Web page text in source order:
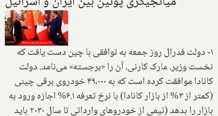
۱- دولت فدرال روز جمعه به توافقی با چین دست یافت که
نخست وزیر، مارک کارنی، آن را «برجسته» می‌نامد. دولت
کانادا موافقت کرده است که به ۴۹٬۰۰۰ خودروی برقی چینی
(کمتر از ۳% از بازار کانادا) با نرخ تعرفه ۶.۱% اجازه ورود به
بازار را بدهد (نیمی از خودروهای وارداتی تا سال ۲۰۳۰ باید